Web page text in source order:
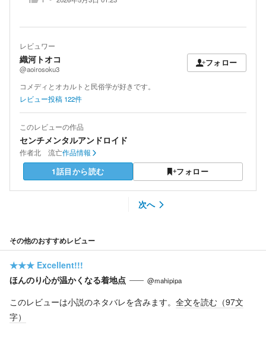
レビュワー
織河トオコ
@aoirosoku3
フォロー
コメディとオカルトと民俗学が好きです。
レビュー投稿 122件
このレビューの作品
センチメンタルアンドロイド
作者北 流亡作品情報
1話目から読む フォロー
次へ
その他のおすすめレビュー
★★★ Excellent!!!
ほんのり心が温かくなる着地点
@mahipipa
このレビューは小説のネタバレを含みます。 全文を読む（97文
字）